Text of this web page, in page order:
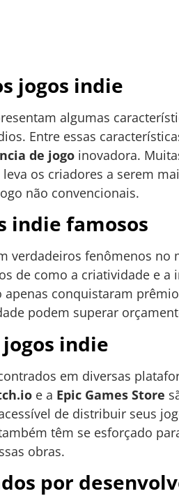
jogos indie
algumas
Entre essas
de jogo inovadora.
os criadores a serem
não convencionais.
indie famosos
verdadeiros fenômenos no
de como a criatividade e
apenas conquistaram
podem superar
indie
em diversas
e a Epic Games Store
de distribuir seus
têm se esforçado
obras.
por